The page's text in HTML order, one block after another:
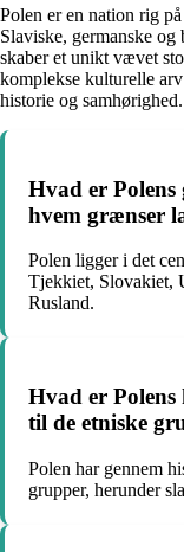
Polen er en nation rig
Slaviske, germanske
skaber et unikt vævet
komplekse kulturelle
historie og samhørighed.
Hvad er Polens
hvem grænser
Polen ligger i det
Tjekkiet, Slovakiet,
Rusland.
Hvad er
til de etniske
Polen har gennem
grupper, herunder